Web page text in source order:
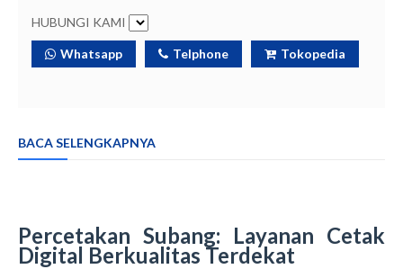
HUBUNGI KAMI
Whatsapp Telphone Tokopedia
BACA SELENGKAPNYA
Percetakan Subang: Layanan Cetak
Digital Berkualitas Terdekat